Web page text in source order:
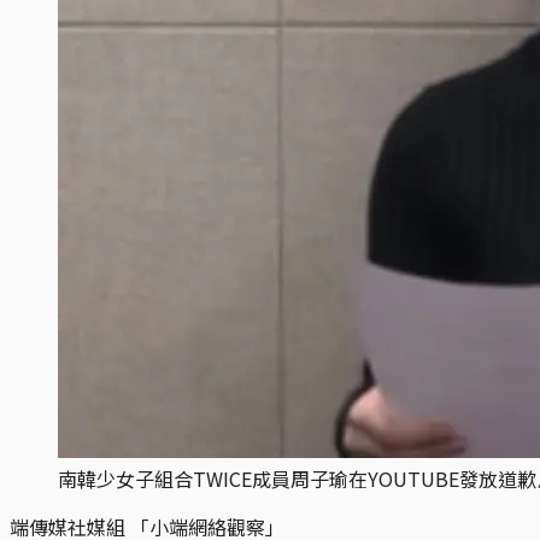
南韓少女子組合TWICE成員周子瑜在YOUTUBE發放道
端傳媒社媒組 「小端網絡觀察」